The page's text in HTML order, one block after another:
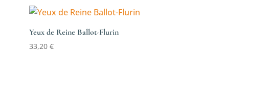
Yeux de Reine Ballot-Flurin
33,20€